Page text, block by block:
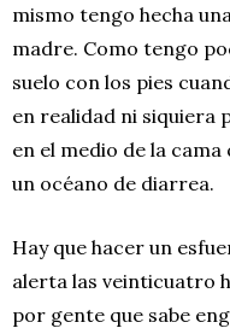
mismo tengo hecha
madre. Como tengo
suelo con los pies
en realidad ni siquiera
en el medio de la
un océano de diarrea.
Hay que hacer un
alerta las veinticuatro
por gente que sabe